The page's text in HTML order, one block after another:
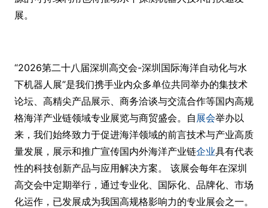
展。
“2026第二十八届深圳高交会-深圳国际海洋自动化与水
下机器人展”是我们携手业内众多单位共同举办的集技术
论坛、高精尖产品展示、商务洽谈与交流合作等国内高规
格海洋产业链领域专业展览与商贸盛会。自展会举办以
来，我们始终致力于促进海洋领域的前言技术与产业高质
量发展，展示和推广宣传国内外海洋产业链企业具有代表
性的科技创新产品与应用解决方案。 该展会每年在深圳
高交会中定期举行，通过专业化、国际化、品牌化、市场
化运作，已发展成为我国高规格影响力的专业展会之一。